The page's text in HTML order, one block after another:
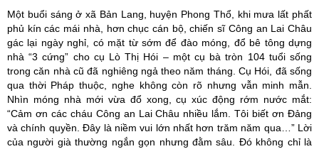
Một buổi sáng ở xã Bản Lang, huyện Phong Thổ, khi mưa lất phất
phủ kín các mái nhà, hơn chục cán bộ, chiến sĩ Công an Lai Châu
gác lại ngày nghỉ, có mặt từ sớm để đào móng, đổ bê tông dựng
nhà “3 cứng” cho cụ Lò Thị Hói – một cụ bà tròn 104 tuổi sống
trong căn nhà cũ đã nghiêng ngả theo năm tháng. Cụ Hói, đã sống
qua thời Pháp thuộc, nghe không còn rõ nhưng vẫn minh mẫn.
Nhìn móng nhà mới vừa đổ xong, cụ xúc động rớm nước mắt:
“Cảm ơn các cháu Công an Lai Châu nhiều lắm. Tôi biết ơn Đảng
và chính quyền. Đây là niềm vui lớn nhất hơn trăm năm qua…” Lời
của người già thường ngắn gọn nhưng đằm sâu. Đó không chỉ là